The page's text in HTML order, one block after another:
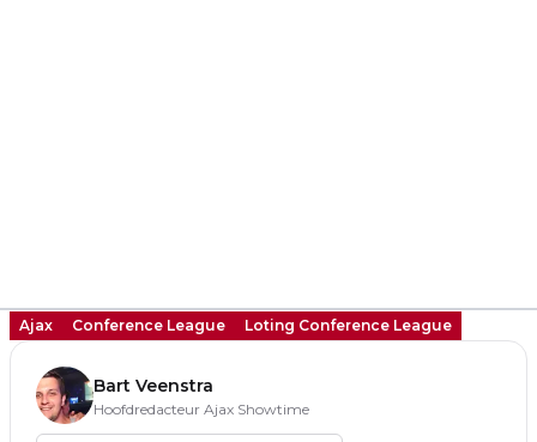
Ajax Conference League Loting Conference League
Bart Veenstra
Hoofdredacteur Ajax Showtime